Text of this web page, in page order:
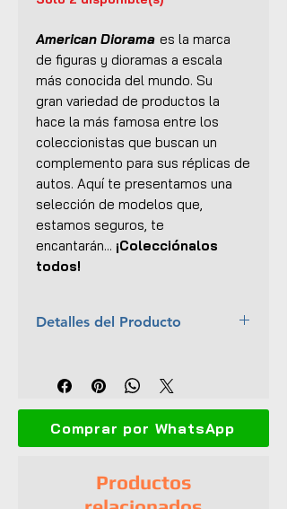
American Diorama es la marca
de figuras y dioramas a escala
más conocida del mundo. Su
gran variedad de productos la
hace la más famosa entre los
coleccionistas que buscan un
complemento para sus réplicas de
autos. Aquí te presentamos una
selección de modelos que,
estamos seguros, te
encantarán... ¡Colecciónalos
todos!
Detalles del Producto
Colección:
Retro Female
Mechanic
Material:Resina
Dimensiones (L x An x Al):3.5 x
Empaque original
Comprar por WhatsApp
Productos